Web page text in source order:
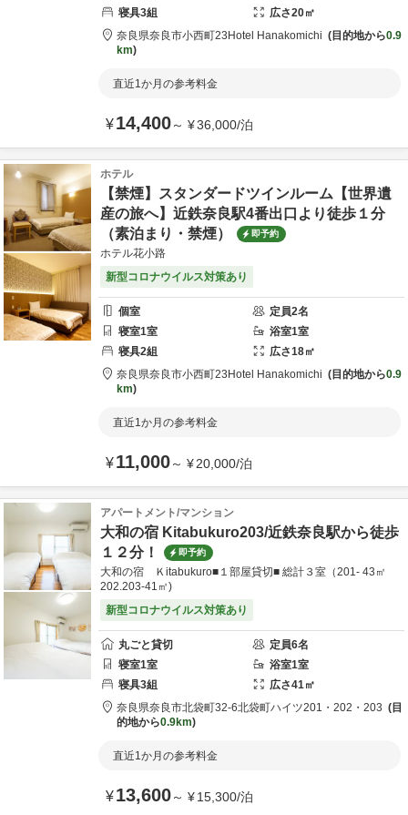
寝具3組 広さ20㎡
奈良県奈良市小西町23 Hotel Hanakomichi 目的地から0.9
km
直近1か月の参考料金
¥14,400～ ¥36,000/泊
ホテル
【禁煙】スタンダードツインルーム【世界遺
産の旅へ】近鉄奈良駅4番出口より徒歩１分
（素泊まり・禁煙）
即予約
ホテル花小路
新型コロナウイルス対策あり
個室 定員2名
寝室1室 浴室1室
寝具2組 広さ18㎡
奈良県奈良市小西町23 Hotel Hanakomichi 目的地から0.9
km
直近1か月の参考料金
¥11,000～ ¥20,000/泊
アパートメント/マンション
大和の宿 Kitabukuro203/近鉄奈良駅から徒歩
１２分！
即予約
大和の宿 Ｋitabukuro■１部屋貸切■ 総計３室（201- 43㎡
202.203-41㎡)
新型コロナウイルス対策あり
丸ごと貸切 定員6名
寝室1室 浴室1室
寝具3組 広さ41㎡
奈良県奈良市北袋町32-6北袋町ハイツ201・202・203
目
的地から0.9km
直近1か月の参考料金
¥13,600～ ¥15,300/泊